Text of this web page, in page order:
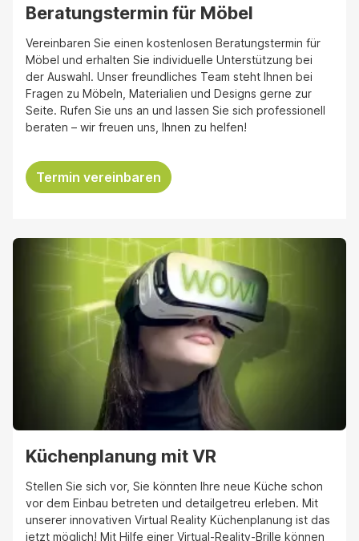
Beratungstermin für Möbel
Vereinbaren Sie einen kostenlosen Beratungstermin für
Möbel und erhalten Sie individuelle Unterstützung bei
der Auswahl. Unser freundliches Team steht Ihnen bei
Fragen zu Möbeln, Materialien und Designs gerne zur
Seite. Rufen Sie uns an und lassen Sie sich professionell
beraten – wir freuen uns, Ihnen zu helfen!
Termin vereinbaren
Küchenplanung mit VR
Stellen Sie sich vor, Sie könnten Ihre neue Küche schon
vor dem Einbau betreten und detailgetreu erleben. Mit
unserer innovativen Virtual Reality Küchenplanung ist das
jetzt möglich! Mit Hilfe einer Virtual-Reality-Brille können